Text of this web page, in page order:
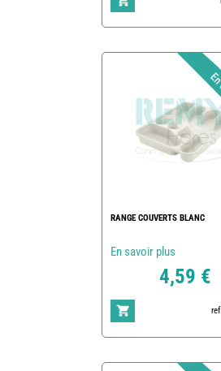
RANGE COUVERTS BLANC
En savoir plus
4,59 €